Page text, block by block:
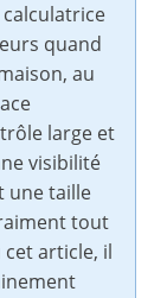
quand
au
large et
visibilité
une taille
tout
article, il